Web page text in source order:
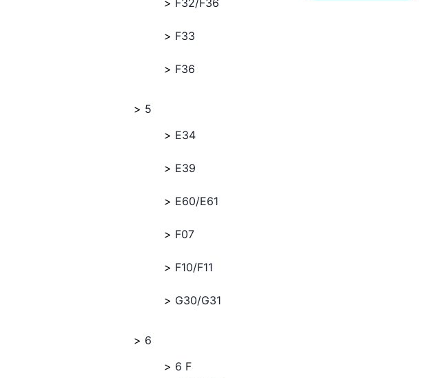
F32/F36
F33
F36
5
E34
E39
E60/E61
F07
F10/F11
G30/G31
6
6 F